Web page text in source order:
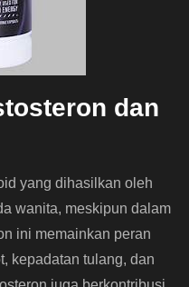
dan
yang dihasilkan oleh
wanita, meskipun dalam
ini memainkan peran
kepadatan tulang, dan